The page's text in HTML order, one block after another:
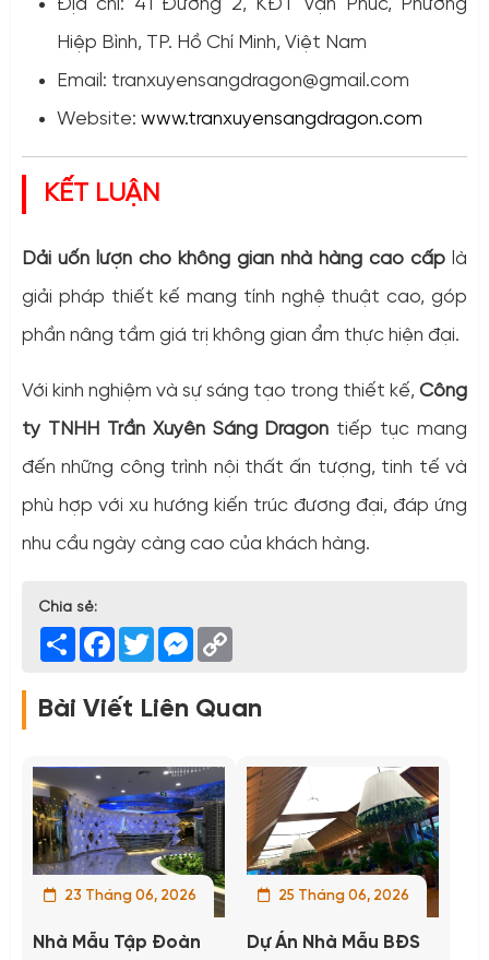
Địa chỉ: 41 Đường 2, KĐT Vạn Phúc, Phường
Hiệp Bình, TP. Hồ Chí Minh, Việt Nam
Email: tranxuyensangdragon@gmail.com
Website: www.tranxuyensangdragon.com
KẾT LUẬN
Dải uốn lượn cho không gian nhà hàng cao cấp là
giải pháp thiết kế mang tính nghệ thuật cao, góp
phần nâng tầm giá trị không gian ẩm thực hiện đại.
Với kinh nghiệm và sự sáng tạo trong thiết kế, Công
ty TNHH Trần Xuyên Sáng Dragon tiếp tục mang
đến những công trình nội thất ấn tượng, tinh tế và
phù hợp với xu hướng kiến trúc đương đại, đáp ứng
nhu cầu ngày càng cao của khách hàng.
Chia sẻ:
Share Facebook
TwitterMessenger
Bài Viết Liên Quan
23 Tháng 06, 2026
Nhà Mẫu Tập Đoàn
25 Tháng 06, 2026
Dự Án Nhà Mẫu BĐS